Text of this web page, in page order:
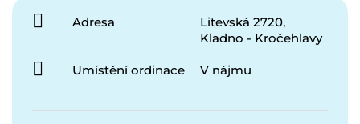
Adresa
Litevská 2720,
Kladno - Kročehlavy
Umístění ordinace V nájmu